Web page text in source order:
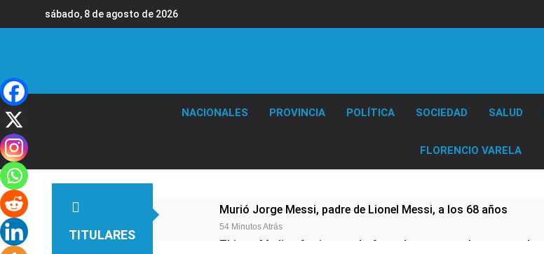
sábado, 8 de agosto de 2026
NACIONALES PROVINCIA POLÍTICA SOCIEDAD SALUD
FLORENCIO VARELA
TITULARES
Murió Jorge Messi, padre de Lionel Messi, a los 68 años
54 Minutos Atrás
Thiago Medina fue imputado formalmente por abuso sexual